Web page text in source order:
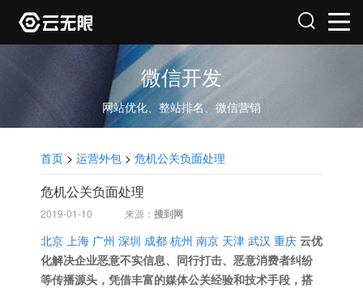
微信开发
网站优化、整站排名、微信营销
首页 > 运营外包 > 危机公关负面处理
危机公关负面处理
2019-01-10 来源： 搜到网
北京 上海 广州 深圳 成都 杭州 南京 天津 武汉 重庆 云优
化解决企业恶意不实信息、同行打击、恶意消费者纠纷
等传播源头，凭借丰富的媒体公关经验和技术手段，搭